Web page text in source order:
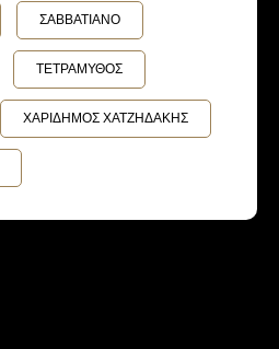
ΣΑΒΒΑΤΙΑΝΟ
ΤΕΤΡΑΜΥΘΟΣ
ΧΑΡΙΔΗΜΟΣ ΧΑΤΖΗΔΑΚΗΣ